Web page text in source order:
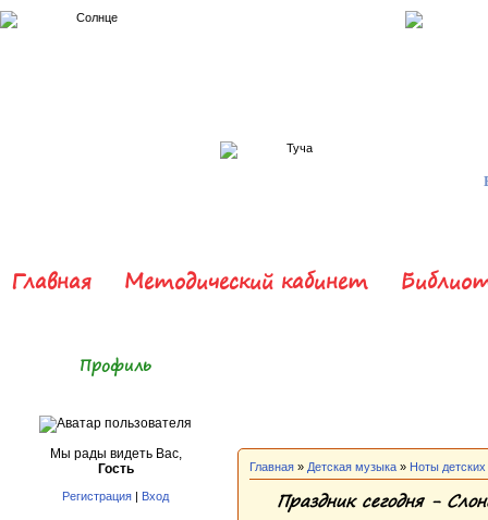
Главная Методический кабинет
Профиль
Мы рады видеть Вас,
Гость
Регистрация | Вход
Главная » Детская музыка » Ноты
Праздник сегодня -